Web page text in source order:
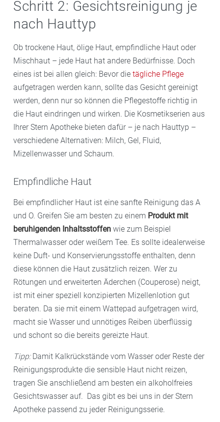
Schritt 2: Gesichtsreinigung je
nach Hauttyp
Ob trockene Haut, ölige Haut, empfindliche Haut oder
Mischhaut – jede Haut hat andere Bedürfnisse. Doch
eines ist bei allen gleich: Bevor die tägliche Pflege
aufgetragen werden kann, sollte das Gesicht gereinigt
werden, denn nur so können die Pflegestoffe richtig in
die Haut eindringen und wirken. Die Kosmetikserien aus
Ihrer Stern Apotheke bieten dafür – je nach Hauttyp ­–
verschiedene Alternativen: Milch, Gel, Fluid,
Mizellenwasser und Schaum.
Empfindliche Haut
Bei empfindlicher Haut ist eine sanfte Reinigung das A
und O. Greifen Sie am besten zu einem Produkt mit
beruhigenden Inhaltsstoffen wie zum Beispiel
Thermalwasser oder weißem Tee. Es sollte idealerweise
keine Duft- und Konservierungsstoffe enthalten, denn
diese können die Haut zusätzlich reizen. Wer zu
Rötungen und erweiterten Äderchen (Couperose) neigt,
ist mit einer speziell konzipierten Mizellenlotion gut
beraten. Da sie mit einem Wattepad aufgetragen wird,
macht sie Wasser und unnötiges Reiben überflüssig
und schont so die bereits gereizte Haut.
Tipp:Damit Kalkrückstände vom Wasser oder Reste der
Reinigungsprodukte die sensible Haut nicht reizen,
tragen Sie anschließend am besten ein alkoholfreies
Gesichtswasser auf. Das gibt es bei uns in der Stern
Apotheke passend zu jeder Reinigungsserie.